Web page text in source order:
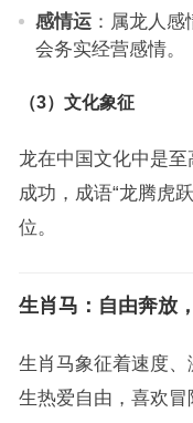
感情运：属龙人感
会务实经营感情。
（3）文化象征
龙在中国文化中是
成功，成语“龙腾虎
位。
生肖马：自由奔放
生肖马象征着速度
生热爱自由，喜欢冒